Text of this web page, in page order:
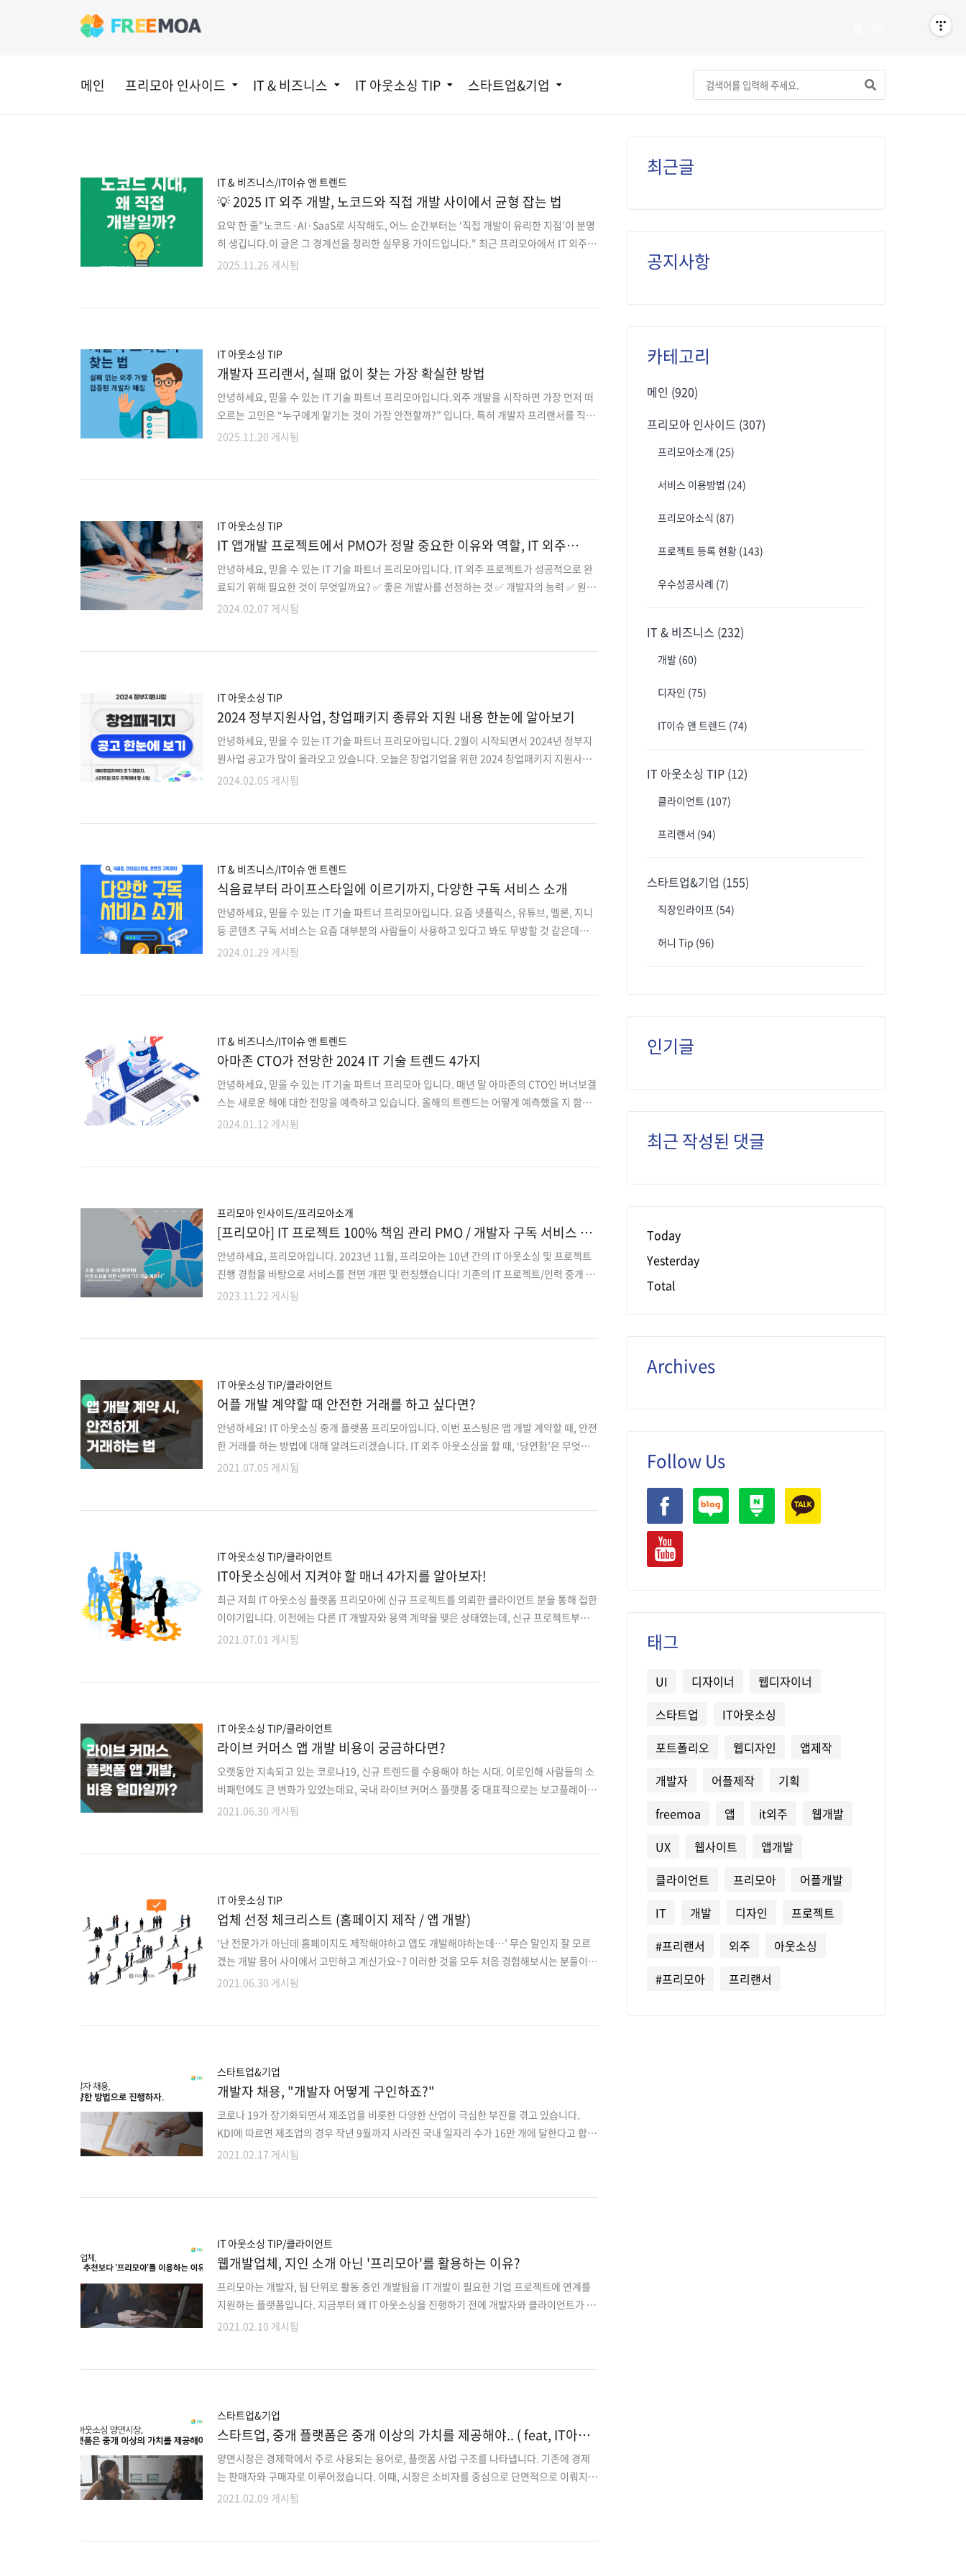
메인 프리모아 인사이드 IT & 비즈니스 IT 아웃소싱 TIP 스타트업&기업
IT & 비즈니스/IT이슈 앤 트렌드
💡 2025 IT 외주 개발, 노코드와 직접 개발 사이에서 균형 잡는 법
요약 한 줄"노코드·AI·SaaS로 시작해도, 어느 순간부터는 ‘직접 개발이 유리한 지점’이 분명
히 생깁니다.이 글은 그 경계선을 정리한 실무용 가이드입니다." 최근 프리모아에서 IT 외주
상담을 하다 보면 아래와 비슷한 대화로 시작하는 경우가 많습니다.“노코드 툴로 만들어도 충
면,“노코드로 시작했다가 결국 직접 개발로 갈아탄 케이스”가 적지 않습..
2025.11.26 게시됨
IT 아웃소싱 TIP
개발자 프리랜서, 실패 없이 찾는 가장 확실한 방법
안녕하세요, 믿을 수 있는 IT 기술 파트너 프리모아입니다.외주 개발을 시작하면 가장 먼저 떠
오르는 고민은 “누구에게 맡기는 것이 가장 안전할까?” 입니다. 특히 개발자 프리랜서를 직접
찾는 과정은 생각보다 까다롭습니다. 실력을 객관적으로 검증하기 어렵고 중간보고·일정 관
매칭 사례를 기반으로 개발자 프리랜서를 보다 안전하게 찾는 방법을 정리해보겠..
2025.11.20 게시됨
IT 아웃소싱 TIP
IT 앱개발 프로젝트에서 PMO가 정말 중요한 이유와 역할, IT 외주
100% 책임지는 프리모아가 함께합니다.
안녕하세요, 믿을 수 있는 IT 기술 파트너 프리모아입니다. IT 외주 프로젝트가 성공적으로 완
료되기 위해 필요한 것이 무엇일까요? ✅ 좋은 개발사를 선정하는 것 ✅ 개발자의 능력 ✅ 원활
한 커뮤니케이션 ✅ 이슈 대응 . . . 정말 많은 요소 들이 중요한데, 그 중에서도 외주 개발을 할
과 헷갈리는 분들도 있습니다. PM은..
2024.02.07 게시됨
IT 아웃소싱 TIP
2024 정부지원사업, 창업패키지 종류와 지원 내용 한눈에 알아보기
안녕하세요, 믿을 수 있는 IT 기술 파트너 프리모아입니다. 2월이 시작되면서 2024년 정부지
원사업 공고가 많이 올라오고 있습니다. 오늘은 창업기업을 위한 2024 창업패키지 지원사업
을 알려드립니다. 우리 기업이 창업 기업이 맞는지 모르겠다면, 아래 사이트에서 쉽게 확인할
다. 당연히, 현 IT 상황 컨설팅부터 매칭까지 무료로 ..
2024.02.05 게시됨
IT & 비즈니스/IT이슈 앤 트렌드
식음료부터 라이프스타일에 이르기까지, 다양한 구독 서비스 소개
안녕하세요, 믿을 수 있는 IT 기술 파트너 프리모아입니다. 요즘 넷플릭스, 유튜브, 멜론, 지니
등 콘텐츠 구독 서비스는 요즘 대부분의 사람들이 사용하고 있다고 봐도 무방할 것 같은데요.
최근 몇 년 사이, 식음료 분야와 라이프스타일 전반에도 구독서비스들이 많이 보이고 있습니
시 실무 투입이 가능한 전문가가 필요하거나 탄력..
2024.01.29 게시됨
IT & 비즈니스/IT이슈 앤 트렌드
아마존 CTO가 전망한 2024 IT 기술 트렌드 4가지
안녕하세요, 믿을 수 있는 IT 기술 파트너 프리모아 입니다. 매년 말 아마존의 CTO인 버너보겔
스는 새로운 해에 대한 전망을 예측하고 있습니다. 올해의 트렌드는 어떻게 예측했을 지 함께
살펴보겠습니다. 1. 생성형 AI, 문화적 이해까지 갖추기 시작하다 2. 팸테크, 여성 의료 서비스
다. 하지만, 문화에 대한 인식과 맥락을 바탕으로 기..
2024.01.12 게시됨
프리모아 인사이드/프리모아소개
[프리모아] IT 프로젝트 100% 책임 관리 PMO / 개발자 구독 서비스 론
칭!
안녕하세요, 프리모아입니다. 2023년 11월, 프리모아는 10년 간의 IT 아웃소싱 및 프로젝트
진행 경험을 바탕으로 서비스를 전면 개편 및 런칭했습니다! 기존의 IT 프로젝트/인력 중개 플
랫폼에서 IT 기술 파트너로 도약하였습니다. 어떤 점이 달라졌는지 또 클라이언트, 파트너 분
다. 이 과정에서 탐색 비용뿐만 아니라 시간 투자도 들어가게 됩..
2023.11.22 게시됨
IT 아웃소싱 TIP/클라이언트
어플 개발 계약할 때 안전한 거래를 하고 싶다면?
안녕하세요! IT 아웃소싱 중개 플랫폼 프리모아입니다. 이번 포스팅은 앱 개발 계약할 때, 안전
한 거래를 하는 방법에 대해 알려드리겠습니다. IT 외주 아웃소싱을 할 때, ‘당연함’은 무엇일
까요? ⠀ 아웃소싱이란 것은 단순하게 제품을 판매하고 구매하는 게 아니라 ‘서비스 거래’라고
문제들이 많이 있습니다. 저희 프리모아에 등록..
2021.07.05 게시됨
IT 아웃소싱 TIP/클라이언트
IT아웃소싱에서 지켜야 할 매너 4가지를 알아보자!
최근 저희 IT 아웃소싱 플랫폼 프리모아에 신규 프로젝트를 의뢰한 클라이언트 분을 통해 접한
이야기입니다. 이전에는 다른 IT 개발자와 용역 계약을 맺은 상태였는데, 신규 프로젝트부터
는 다른 개발팀을 찾을 계획이라고 하셨습니다. 보통 유사한 타입의 프로젝트는 이미 개발을
귀찮아하는 듯한 말투로 설명했다고 합니다. 즉 문제는 기술이 아닌 사람에 있었습니다..
2021.07.01 게시됨
IT 아웃소싱 TIP/클라이언트
라이브 커머스 앱 개발 비용이 궁금하다면?
오랫동안 지속되고 있는 코로나19, 신규 트렌드를 수용해야 하는 시대. 이로인해 사람들의 소
비패턴에도 큰 변화가 있었는데요, 국내 라이브 커머스 플랫폼 중 대표적으로는 보고플레이,
네이버 쇼핑라이브, 카카오쇼핑 톡딜라이브, 그립 등이 있습니다. 이 외에도 코로나19로 인해
안 실시간 채팅을 통하여 판매자와 소비자가 생생하게 소통을 하고..
2021.06.30 게시됨
IT 아웃소싱 TIP
업체 선정 체크리스트 (홈페이지 제작 / 앱 개발)
‘난 전문가가 아닌데 홈페이지도 제작해야하고 앱도 개발해야하는데…’ 무슨 말인지 잘 모르
겠는 개발 용어 사이에서 고민하고 계신가요~? 이러한 것을 모두 처음 경험해보시는 분들이
홈페이지를 제작하고 앱을 개발할 때 개발 업체 선정 시 위험도를 최대한 줄일 수 있게 하기 위
개발 용어로 설명하진 않더라도, 각 페이지별로 유사한 것들을 찾아놓으면 ..
2021.06.30 게시됨
스타트업&기업
개발자 채용, "개발자 어떻게 구인하죠?"
코로나 19가 장기화되면서 제조업을 비롯한 다양한 산업이 극심한 부진을 겪고 있습니다.
KDI에 따르면 제조업의 경우 작년 9월까지 사라진 국내 일자리 수가 16만 개에 달한다고 합니
다. 이처럼 모든 산업이 어려운 시기를 보내고 있는 가운데 IT 산업만큼은 살아남았죠. 그저 살
발자에게 파격적인 스톡옵션을 제공하고 나섰죠. 규모 있는 기업들이 개발자..
2021.02.17 게시됨
IT 아웃소싱 TIP/클라이언트
웹개발업체, 지인 소개 아닌 '프리모아'를 활용하는 이유?
프리모아는 개발자, 팀 단위로 활동 중인 개발팀을 IT 개발이 필요한 기업 프로젝트에 연계를
지원하는 플랫폼입니다. 지금부터 왜 IT 아웃소싱을 진행하기 전에 개발자와 클라이언트가 무
엇을 주의해야 하는지 알아보고, 프리모아만의 안전장치는 무엇인지 알려드리겠습니다. '불안
통 오류에서 빚어지는 문제들은 항상 IT 프로젝트를 실패로 끌고 ..
2021.02.10 게시됨
스타트업&기업
스타트업, 중개 플랫폼은 중개 이상의 가치를 제공해야.. ( feat, IT아웃
소싱시장 )
양면시장은 경제학에서 주로 사용되는 용어로, 플랫폼 사업 구조를 나타냅니다. 기존에 경제
는 판매자와 구매자로 이루어졌습니다. 이때, 시장은 소비자를 중심으로 단면적으로 이뤄지
죠. 하지만, '플랫폼'이 판매자와 구매자 사이에 개입하기 시작하면서 판매자 또는 생산자를 대
2021.02.09 게시됨
최근글
공지사항
카테고리
메인 (920)
프리모아 인사이드 (307)
프리모아소개 (25)
서비스 이용방법 (24)
프리모아소식 (87)
프로젝트 등록 현황 (143)
우수성공사례 (7)
IT & 비즈니스 (232)
개발 (60)
디자인 (75)
IT이슈 앤 트렌드 (74)
IT 아웃소싱 TIP (12)
클라이언트 (107)
프리랜서 (94)
스타트업&기업 (155)
직장인라이프 (54)
허니 Tip (96)
인기글
최근 작성된 댓글
Today
Yesterday
Total
Archives
Follow Us
태그
UI 디자이너
웹디자이너
스타트업
IT아웃소싱
포트폴리오
웹디자인
앱제작
개발자
어플제작
기획
freemoa
앱 it외주
웹개발
UX
웹사이트
앱개발
클라이언트
프리모아
어플개발
IT
개발 디자인
프로젝트
#프리랜서
외주
아웃소싱
#프리모아
프리랜서